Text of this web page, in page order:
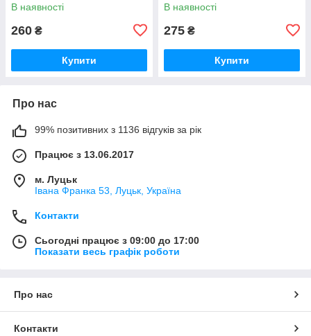
В наявності
260 ₴
Купити
В наявності
275 ₴
Купити
Про нас
99% позитивних з 1136 відгуків за рік
Працює з 13.06.2017
м. Луцьк
Івана Франка 53, Луцьк, Україна
Контакти
Сьогодні працює з 09:00 до 17:00
Показати весь графік роботи
Про нас
Контакти